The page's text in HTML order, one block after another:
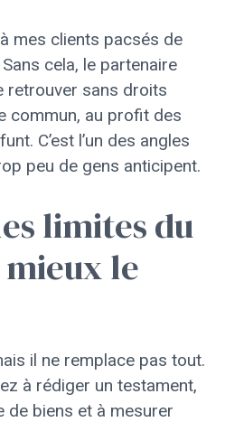
mes clients pacsés de
cela, le partenaire
retrouver sans droits
commun, au profit des
C’est l’un des angles
peu de gens anticipent.
limites du
mieux le
il ne remplace pas tout.
à rédiger un testament,
de biens et à mesurer